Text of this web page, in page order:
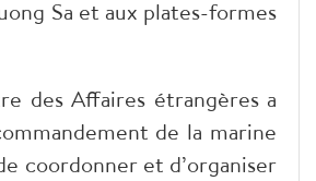
Sa et aux plates-formes
des Affaires étrangères a
de la marine
coordonner et d’organiser